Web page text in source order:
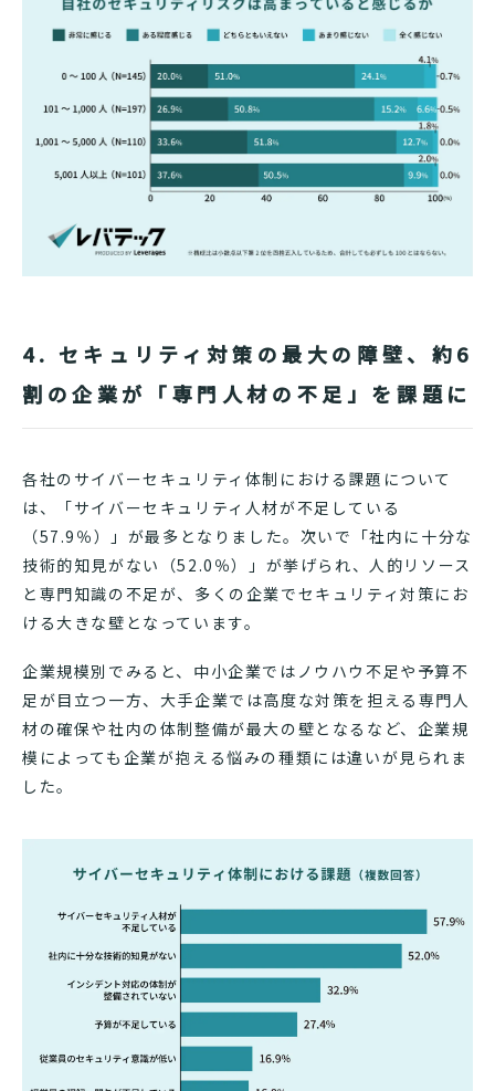
4. セキュリティ対策の最大の障壁、約6
割の企業が「専門人材の不足」を課題に
各社のサイバーセキュリティ体制における課題について
は、「サイバーセキュリティ人材が不足している
（57.9％）」が最多となりました。次いで「社内に十分な
技術的知見がない（52.0％）」が挙げられ、人的リソース
と専門知識の不足が、多くの企業でセキュリティ対策にお
ける大きな壁となっています。
企業規模別でみると、中小企業ではノウハウ不足や予算不
足が目立つ一方、大手企業では高度な対策を担える専門人
材の確保や社内の体制整備が最大の壁となるなど、企業規
模によっても企業が抱える悩みの種類には違いが見られま
した。